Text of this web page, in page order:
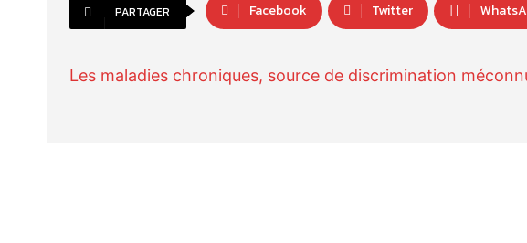
PARTAGER Facebook Twitter
Les maladies chroniques, source de discrimination